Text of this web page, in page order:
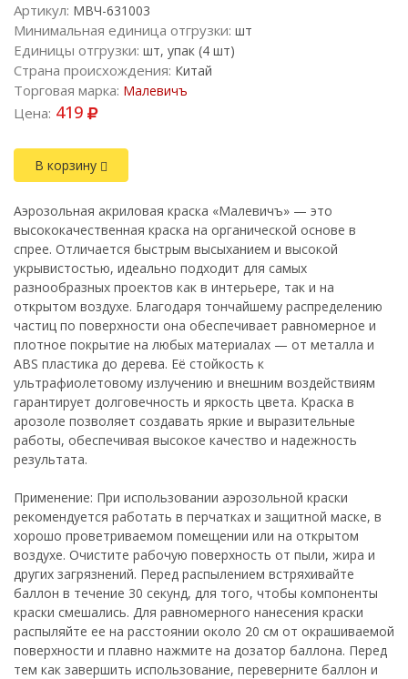
Артикул: МВЧ-631003
Минимальная единица отгрузки: шт
Единицы отгрузки: шт, упак (4 шт)
Страна происхождения: Китай
Торговая марка: Малевичъ
Цена: 419
В корзину
Аэрозольная акриловая краска «Малевичъ» — это
высококачественная краска на органической основе в
спрее. Отличается быстрым высыханием и высокой
укрывистостью, идеально подходит для самых
разнообразных проектов как в интерьере, так и на
открытом воздухе. Благодаря тончайшему распределению
частиц по поверхности она обеспечивает равномерное и
плотное покрытие на любых материалах — от металла и
ABS пластика до дерева. Её стойкость к
ультрафиолетовому излучению и внешним воздействиям
гарантирует долговечность и яркость цвета. Краска в
арозоле позволяет создавать яркие и выразительные
работы, обеспечивая высокое качество и надежность
результата.
Применение: При использовании аэрозольной краски
рекомендуется работать в перчатках и защитной маске, в
хорошо проветриваемом помещении или на открытом
воздухе. Очистите рабочую поверхность от пыли, жира и
других загрязнений. Перед распылением встряхивайте
баллон в течение 30 секунд, для того, чтобы компоненты
краски смешались. Для равномерного нанесения краски
распыляйте ее на расстоянии около 20 см от окрашиваемой
поверхности и плавно нажмите на дозатор баллона. Перед
тем как завершить использование, переверните баллон и